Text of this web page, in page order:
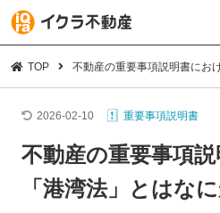
TOP 不動産の重要事項説明書にお
2026-02-10 重要事項説明書
不動産の重要事項
「港湾法」とはな